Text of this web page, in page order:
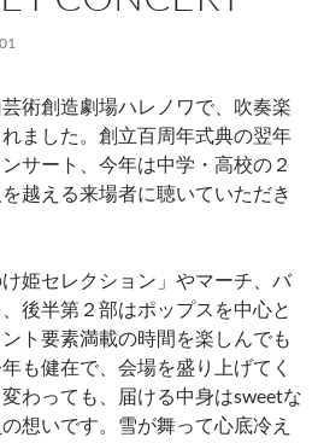
術創造劇場ハレノワで、吹奏楽
ました。創立百周年式典の翌年
サート、今年は中学・高校の２
越える来場者に聴いていただき
姫セレクション」やマーチ、バ
後半第２部はポップスを中心と
ト要素満載の時間を楽しんでも
も健在で、会場を盛り上げてく
わっても、届ける中身はsweetな
想いです。雪が舞って心底冷え